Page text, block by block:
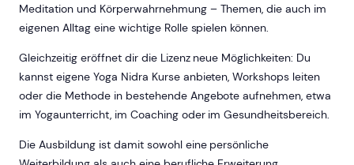
Meditation und Körperwahrnehmung – Themen, die auch im
eigenen Alltag eine wichtige Rolle spielen können.
Gleichzeitig eröffnet dir die Lizenz neue Möglichkeiten: Du
kannst eigene Yoga Nidra Kurse anbieten, Workshops leiten
oder die Methode in bestehende Angebote aufnehmen, etwa
im Yogaunterricht, im Coaching oder im Gesundheitsbereich.
Die Ausbildung ist damit sowohl eine persönliche